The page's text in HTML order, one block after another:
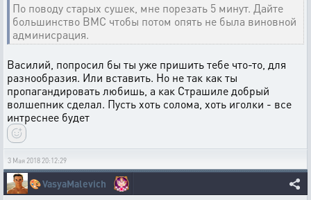
По поводу старых сушек, мне порезать 5 минут. Дайте
большинство ВМС чтобы потом опять не была виновной
админисрация.
Василий, попросил бы ты уже пришить тебе что-то, для
разнообразия. Или вставить. Но не так как ты
пропагандировать любишь, а как Страшиле добрый
волшепник сделал. Пусть хоть солома, хоть иголки - все
интреснее будет
3 Мая 2018 20:12:29
🎨VasyaMalevich